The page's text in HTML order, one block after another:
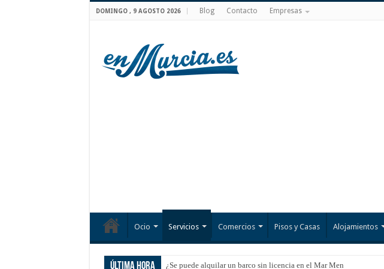
DOMINGO , 9 AGOSTO 2026 Blog Contacto Empresas
Ocio Servicios Comercios Pisos y Casas Alojamientos
Última hora ¿Se puede alquilar un barco sin licencia en el Mar Menor?